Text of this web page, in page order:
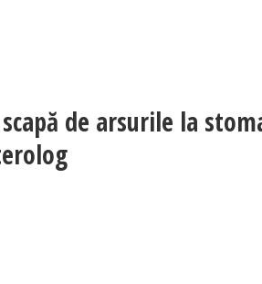
de arsurile la